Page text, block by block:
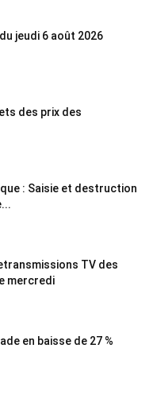
jeudi 6 août 2026
des prix des
: Saisie et destruction
TV des
mercredi
en baisse de 27 %